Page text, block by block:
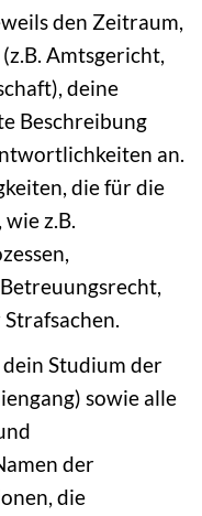
den Zeitraum,
Amtsgericht,
deine
Beschreibung
an.
die für die
z.B.
Studium der
sowie alle
der
die